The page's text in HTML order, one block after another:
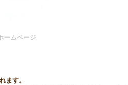
ームページ
ます。